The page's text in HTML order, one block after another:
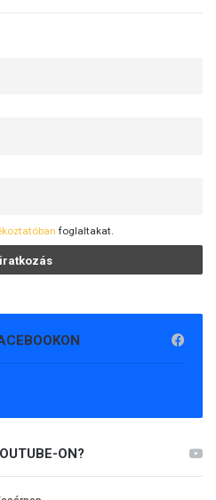
foglaltakat.
ON?